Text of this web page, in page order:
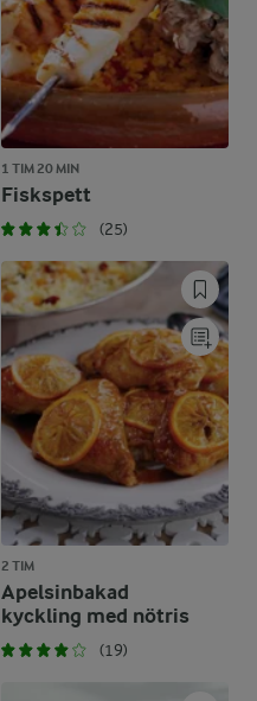
1 TIM 20 MIN
Fiskspett
(25)
2 TIM
Apelsinbakad
kyckling med nötris
(19)